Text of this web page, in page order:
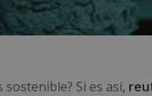
Si es así,